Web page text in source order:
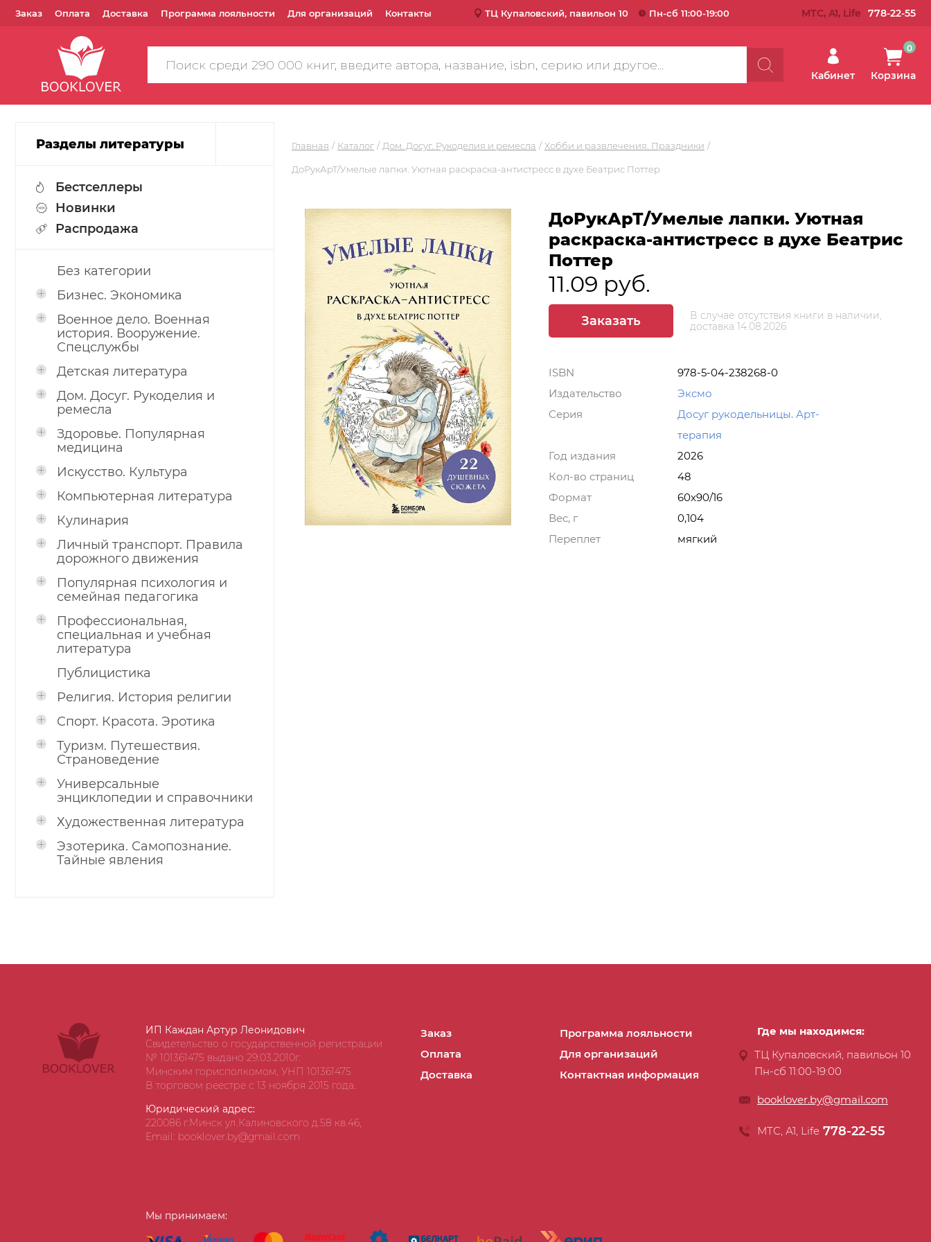
Заказ Оплата Доставка Программа лояльности Для организаций Контакты ТЦ Купаловский, павильон 10 Пн-сб 11:00-19:00 МТС, A1, Life 778-22-55
Поиск
по
Кабинет Корзина
0
Разделы литературы
Бестселлеры
Новинки
Распродажа
Без категории
Бизнес. Экономика
Военное дело. Военная
история. Вооружение.
Спецслужбы
Детская литература
Дом. Досуг. Рукоделия и
ремесла
Здоровье. Популярная
медицина
Искусство. Культура
Компьютерная литература
Кулинария
Личный транспорт. Правила
дорожного движения
Популярная психология и
семейная педагогика
Профессиональная,
специальная и учебная
литература
Публицистика
Религия. История религии
Спорт. Красота. Эротика
Туризм. Путешествия.
Страноведение
Универсальные
энциклопедии и справочники
Художественная литература
Эзотерика. Самопознание.
Тайные явления
Главная Каталог Дом. Досуг. Рукоделия и ремесла Хобби и развлечения. Праздники
ДоРукАрТ/Умелые лапки. Уютная раскраска-антистресс в духе Беатрис Поттер
ДоРукАрТ/Умелые лапки. Уютная
раскраска-антистресс в духе Беатрис
Поттер
11.09 руб.
Заказать
В случае отсутствия книги в наличии,
доставка 14.08.2026
ISBN
978-5-04-238268-0
Издательство
Эксмо
Серия
Досуг рукодельницы. Арт-
терапия
Год издания
2026
Кол-во страниц
48
Формат
60x90/16
Вес, г
0,104
Переплет
мягкий
ИП Каждан Артур Леонидович
Свидетельство о государственной регистрации
№ 101361475 выдано 29.03.2010г.
Минским горисполкомом, УНП 101361475
В торговом реестре с 13 ноября 2015 года.
Юридический адрес:
220086 г.Минск ул.Калиновского д.58 кв.46,
Email: booklover.by@gmail.com
Заказ
Оплата
Доставка
Программа лояльности
Для организаций
Контактная информация
Мы принимаем:
Где мы находимся:
ТЦ Купаловский, павильон 10
Пн-сб 11:00-19:00
booklover.by@gmail.com
МТС, А1, Life 778-22-55